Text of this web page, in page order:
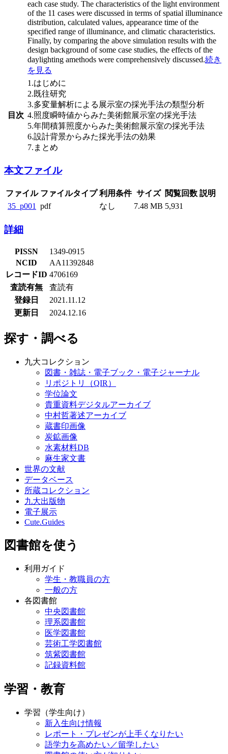
each case study. The characteristics of the light environment
of the 11 cases were discussed in terms of spatial illuminance
distribution, calculated values, appearance time of the
specified range of illuminance, and climatic characteristics.
Finally, by comparing the above simulation results with the
design background of some case studies, the effects of the
daylighting amethods were comprehensively discussed.続き
を見る
目次
1.はじめに
2.既往研究
3.多変量解析による展示室の採光手法の類型分析
4.照度瞬時値からみた美術館展示室の採光手法
5.年間積算照度からみた美術館展示室の採光手法
6.設計背景からみた採光手法の効果
7.まとめ
本文ファイル
ファイル ファイルタイプ 利用条件 サイズ 閲覧回数 説明
35_p001
pdf なし 7.48 MB 5,931
詳細
PISSN
1349-0915
NCID
AA11392848
レコードID 4706169
査読有無
査読有
登録日
2021.11.12
更新日
2024.12.16
探す・調べる
九大コレクション
図書・雑誌・電子ブック・電子ジャーナル
リポジトリ（QIR）
学位論文
貴重資料デジタルアーカイブ
中村哲著述アーカイブ
蔵書印画像
炭鉱画像
水素材料DB
麻生家文書
世界の文献
データベース
所蔵コレクション
九大出版物
電子展示
Cute.Guides
図書館を使う
利用ガイド
学生・教職員の方
一般の方
各図書館
中央図書館
理系図書館
医学図書館
芸術工学図書館
筑紫図書館
記録資料館
学習・教育
学習（学生向け）
新入生向け情報
レポート・プレゼンが上手くなりたい
語学力を高めたい／留学したい